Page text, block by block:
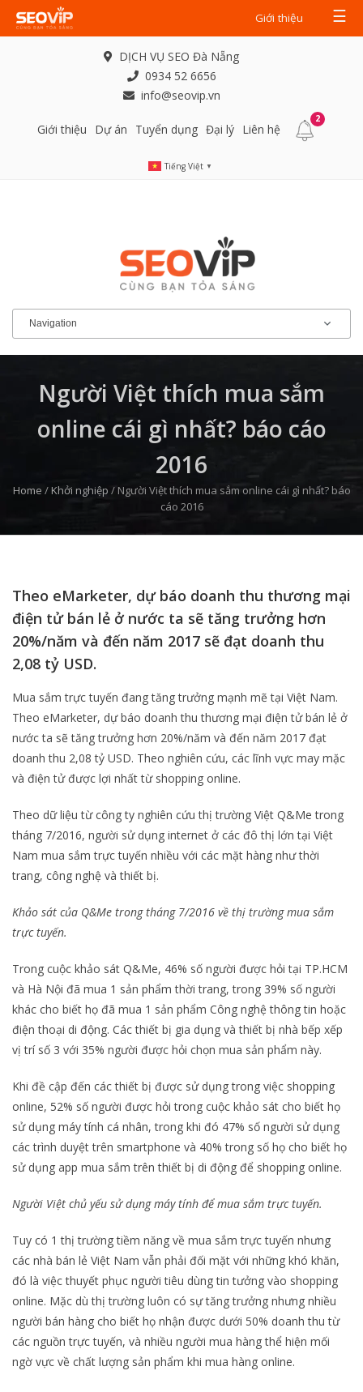
Giới thiệu ☰
DỊCH VỤ SEO Đà Nẵng
0934 52 6656
info@seovip.vn
Giới thiệu Dự án Tuyển dụng Đại lý Liên hệ
2
Tiếng Việt ▼
Người Việt thích mua sắm
online cái gì nhất? báo cáo
2016
Home /Khởi nghiệp / Người Việt thích mua sắm online cái gì nhất? báo
cáo 2016
Theo eMarketer, dự báo doanh thu thương mại
điện tử bán lẻ ở nước ta sẽ tăng trưởng hơn
20%/năm và đến năm 2017 sẽ đạt doanh thu
2,08 tỷ USD.
Mua sắm trực tuyến đang tăng trưởng mạnh mẽ tại Việt Nam.
Theo eMarketer, dự báo doanh thu thương mại điện tử bán lẻ ở
nước ta sẽ tăng trưởng hơn 20%/năm và đến năm 2017 đạt
doanh thu 2,08 tỷ USD. Theo nghiên cứu, các lĩnh vực may mặc
và điện tử được lợi nhất từ shopping online.
Theo dữ liệu từ công ty nghiên cứu thị trường Việt Q&Me trong
tháng 7/2016, người sử dụng internet ở các đô thị lớn tại Việt
Nam mua sắm trực tuyến nhiều với các mặt hàng như thời
trang, công nghệ và thiết bị.
Khảo sát của Q&Me trong tháng 7/2016 về thị trường mua sắm
trực tuyến.
Trong cuộc khảo sát Q&Me, 46% số người được hỏi tại TP.HCM
và Hà Nội đã mua 1 sản phẩm thời trang, trong 39% số người
khác cho biết họ đã mua 1 sản phẩm Công nghệ thông tin hoặc
điện thoại di động. Các thiết bị gia dụng và thiết bị nhà bếp xếp
vị trí số 3 với 35% người được hỏi chọn mua sản phẩm này.
Khi đề cập đến các thiết bị được sử dụng trong việc shopping
online, 52% số người được hỏi trong cuộc khảo sát cho biết họ
sử dụng máy tính cá nhân, trong khi đó 47% số người sử dụng
các trình duyệt trên smartphone và 40% trong số họ cho biết họ
sử dụng app mua sắm trên thiết bị di động để shopping online.
Người Việt chủ yếu sử dụng máy tính để mua sắm trực tuyến.
Tuy có 1 thị trường tiềm năng về mua sắm trực tuyến nhưng
các nhà bán lẻ Việt Nam vẫn phải đối mặt với những khó khăn,
đó là việc thuyết phục người tiêu dùng tin tưởng vào shopping
online. Mặc dù thị trường luôn có sự tăng trưởng nhưng nhiều
người bán hàng cho biết họ nhận được dưới 50% doanh thu từ
các nguồn trực tuyến, và nhiều người mua hàng thể hiện mối
ngờ vực về chất lượng sản phẩm khi mua hàng online.